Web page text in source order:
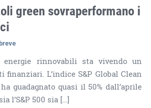
green sovraperformano i
rinnovabili sta vivendo un
L’indice S&P Global Clean
guadagnato quasi il 50% dall’aprile
l’S&P 500 sia […]